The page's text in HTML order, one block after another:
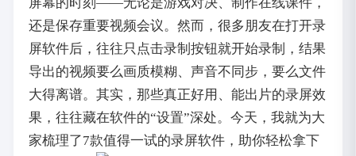
还是保存重要视频会议。然而，很多朋友在打开录
屏软件后，往往只点击录制按钮就开始录制，结果
导出的视频要么画质模糊、声音不同步，要么文件
大得离谱。其实，那些真正好用、能出片的录屏效
果，往往藏在软件的“设置”深处。今天，我就为大
家梳理了7款值得一试的录屏软件，助你轻松拿下